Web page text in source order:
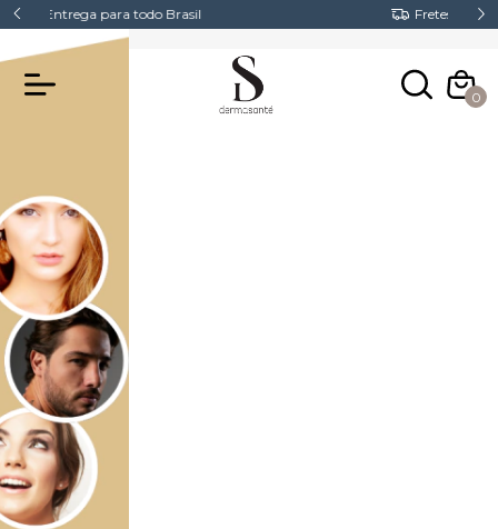
Fretes Gratis acima de R$300,00
0